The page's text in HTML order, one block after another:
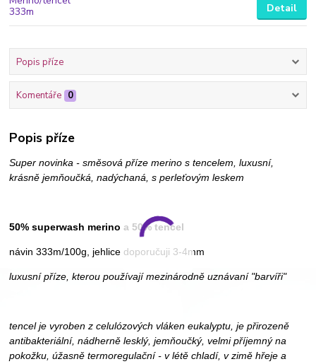
Detail
Popis příze
Komentáře 0
Popis příze
Super novinka - směsová příze merino s tencelem, luxusní,
krásně jemňoučká, nadýchaná, s perleťovým leskem
50% superwash merino a 50% tencel
návin 333m/100g, jehlice doporučuji 3-4mm
luxusní příze, kterou používají mezinárodně uznávaní "barvíři"
tencel je vyroben z celulózových vláken eukalyptu, je přirozeně
antibakteriální, nádherně lesklý, jemňoučký, velmi příjemný na
pokožku, úžasně termoregulační - v létě chladí, v zimě hřeje a